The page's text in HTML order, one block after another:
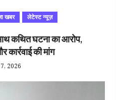
खबर लेटेस्ट न्यूज़
कथित घटना का आरोप,
की मांग
2026